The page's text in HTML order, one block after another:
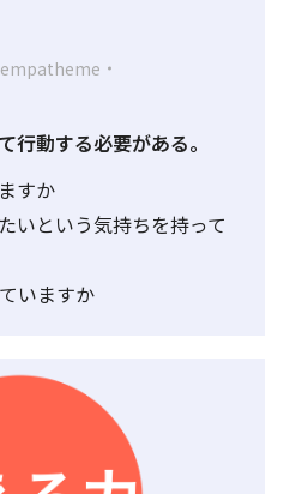
empatheme
行動する必要がある。
すか
いという気持ちを持って
いますか